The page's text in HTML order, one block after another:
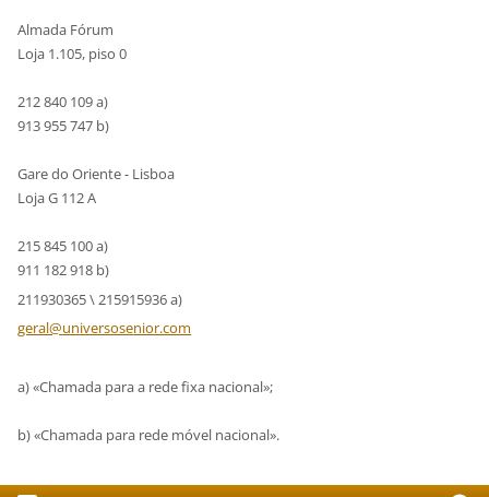
Almada Fórum
Loja 1.105, piso 0
212 840 109 a)
913 955 747 b)
Gare do Oriente - Lisboa
Loja G 112 A
215 845 100 a)
911 182 918 b)
211930365 \ 215915936 a)
geral@universosenior.com
a) «Chamada para a rede fixa nacional»;
b) «Chamada para rede móvel nacional».